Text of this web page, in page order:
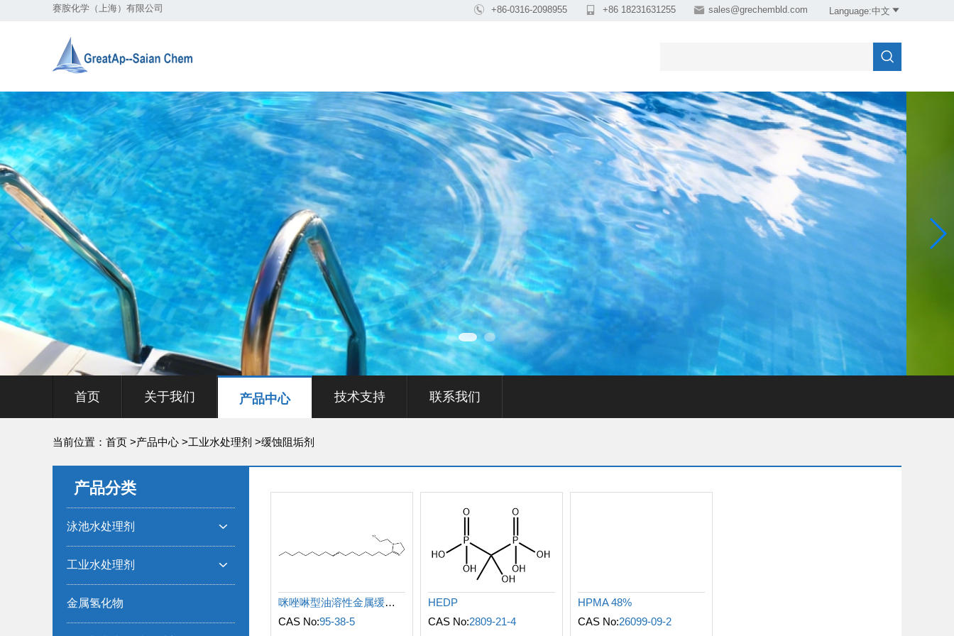
赛胺化学（上海）有限公司  +86-0316-2098955  +86 18231631255  sales@grechembld.com Language:中文 

首页 关于我们 产品中心 技术支持 联系我们
当前位置： 首页 >产品中心 >工业水处理剂 >缓蚀阻垢剂
产品分类
泳池水处理剂 
工业水处理剂 
金属氢化物
咪唑啉型油溶性金属缓蚀剂
CAS No:95-38-5
HEDP
CAS No:2809-21-4
HPMA 48%
CAS No:26099-09-2